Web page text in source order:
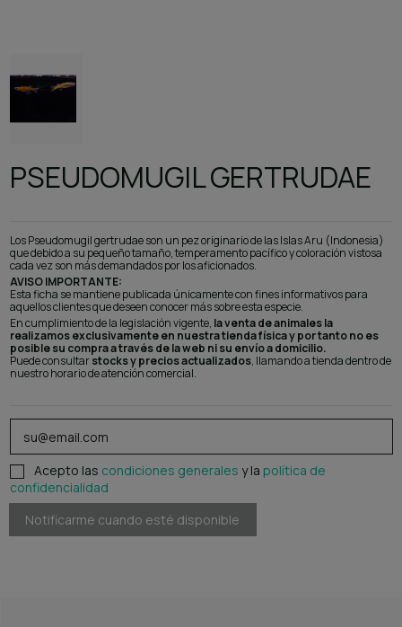
PSEUDOMUGIL GERTRUDAE
Los Pseudomugil gertrudae son un pez originario de las Islas Aru (Indonesia)
que debido a su pequeño tamaño, temperamento pacífico y coloración vistosa
cada vez son más demandados por los aficionados.
AVISO IMPORTANTE:
Esta ficha se mantiene publicada únicamente con fines informativos para
aquellos clientes que deseen conocer más sobre esta especie.
En cumplimiento de la legislación vigente, la venta de animales la
realizamos exclusivamente en nuestra tienda física y por tanto no es
posible su compra a través de la web ni su envío a domicilio.
Puede consultarstocks y precios actualizados, llamando a tienda dentro de
nuestro horario de atención comercial.
Acepto las condiciones generales y la política de
confidencialidad